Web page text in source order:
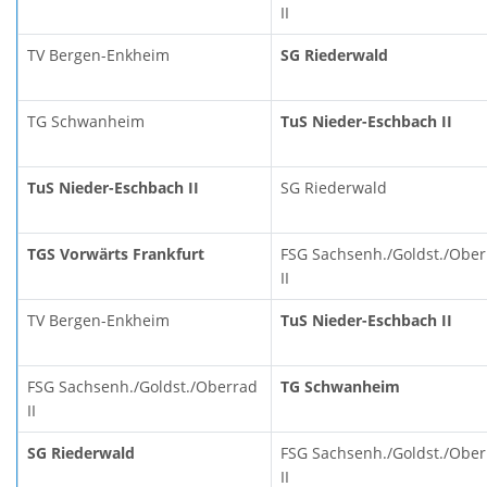
II
TV Bergen-Enkheim SG Riederwald
TG Schwanheim TuS Nieder-Eschbach II
TuS Nieder-Eschbach II SG Riederwald
TGS Vorwärts Frankfurt
FSG Sachsenh./Goldst./
II
TV Bergen-Enkheim TuS Nieder-Eschbach II
FSG Sachsenh./Goldst./Oberrad
II
TG Schwanheim
SG Riederwald
FSG Sachsenh./Goldst./
II